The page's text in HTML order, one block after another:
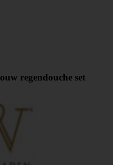
regendouche set